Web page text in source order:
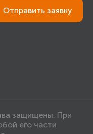
Отправить заявку
защищены. При
его части